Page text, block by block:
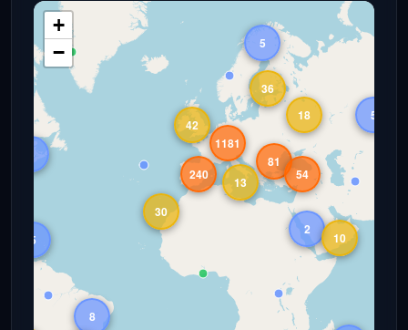
8
2
10
5
5
13
30
42
240
18
36
81
54
1181
8
5
+
−